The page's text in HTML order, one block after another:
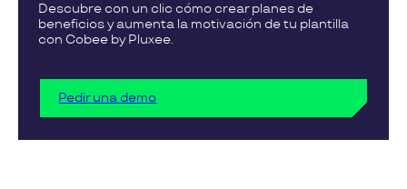
Descubre con un clic cómo crear planes de
beneficios y aumenta la motivación de tu plantilla
con Cobee by Pluxee.
Pedir una demo